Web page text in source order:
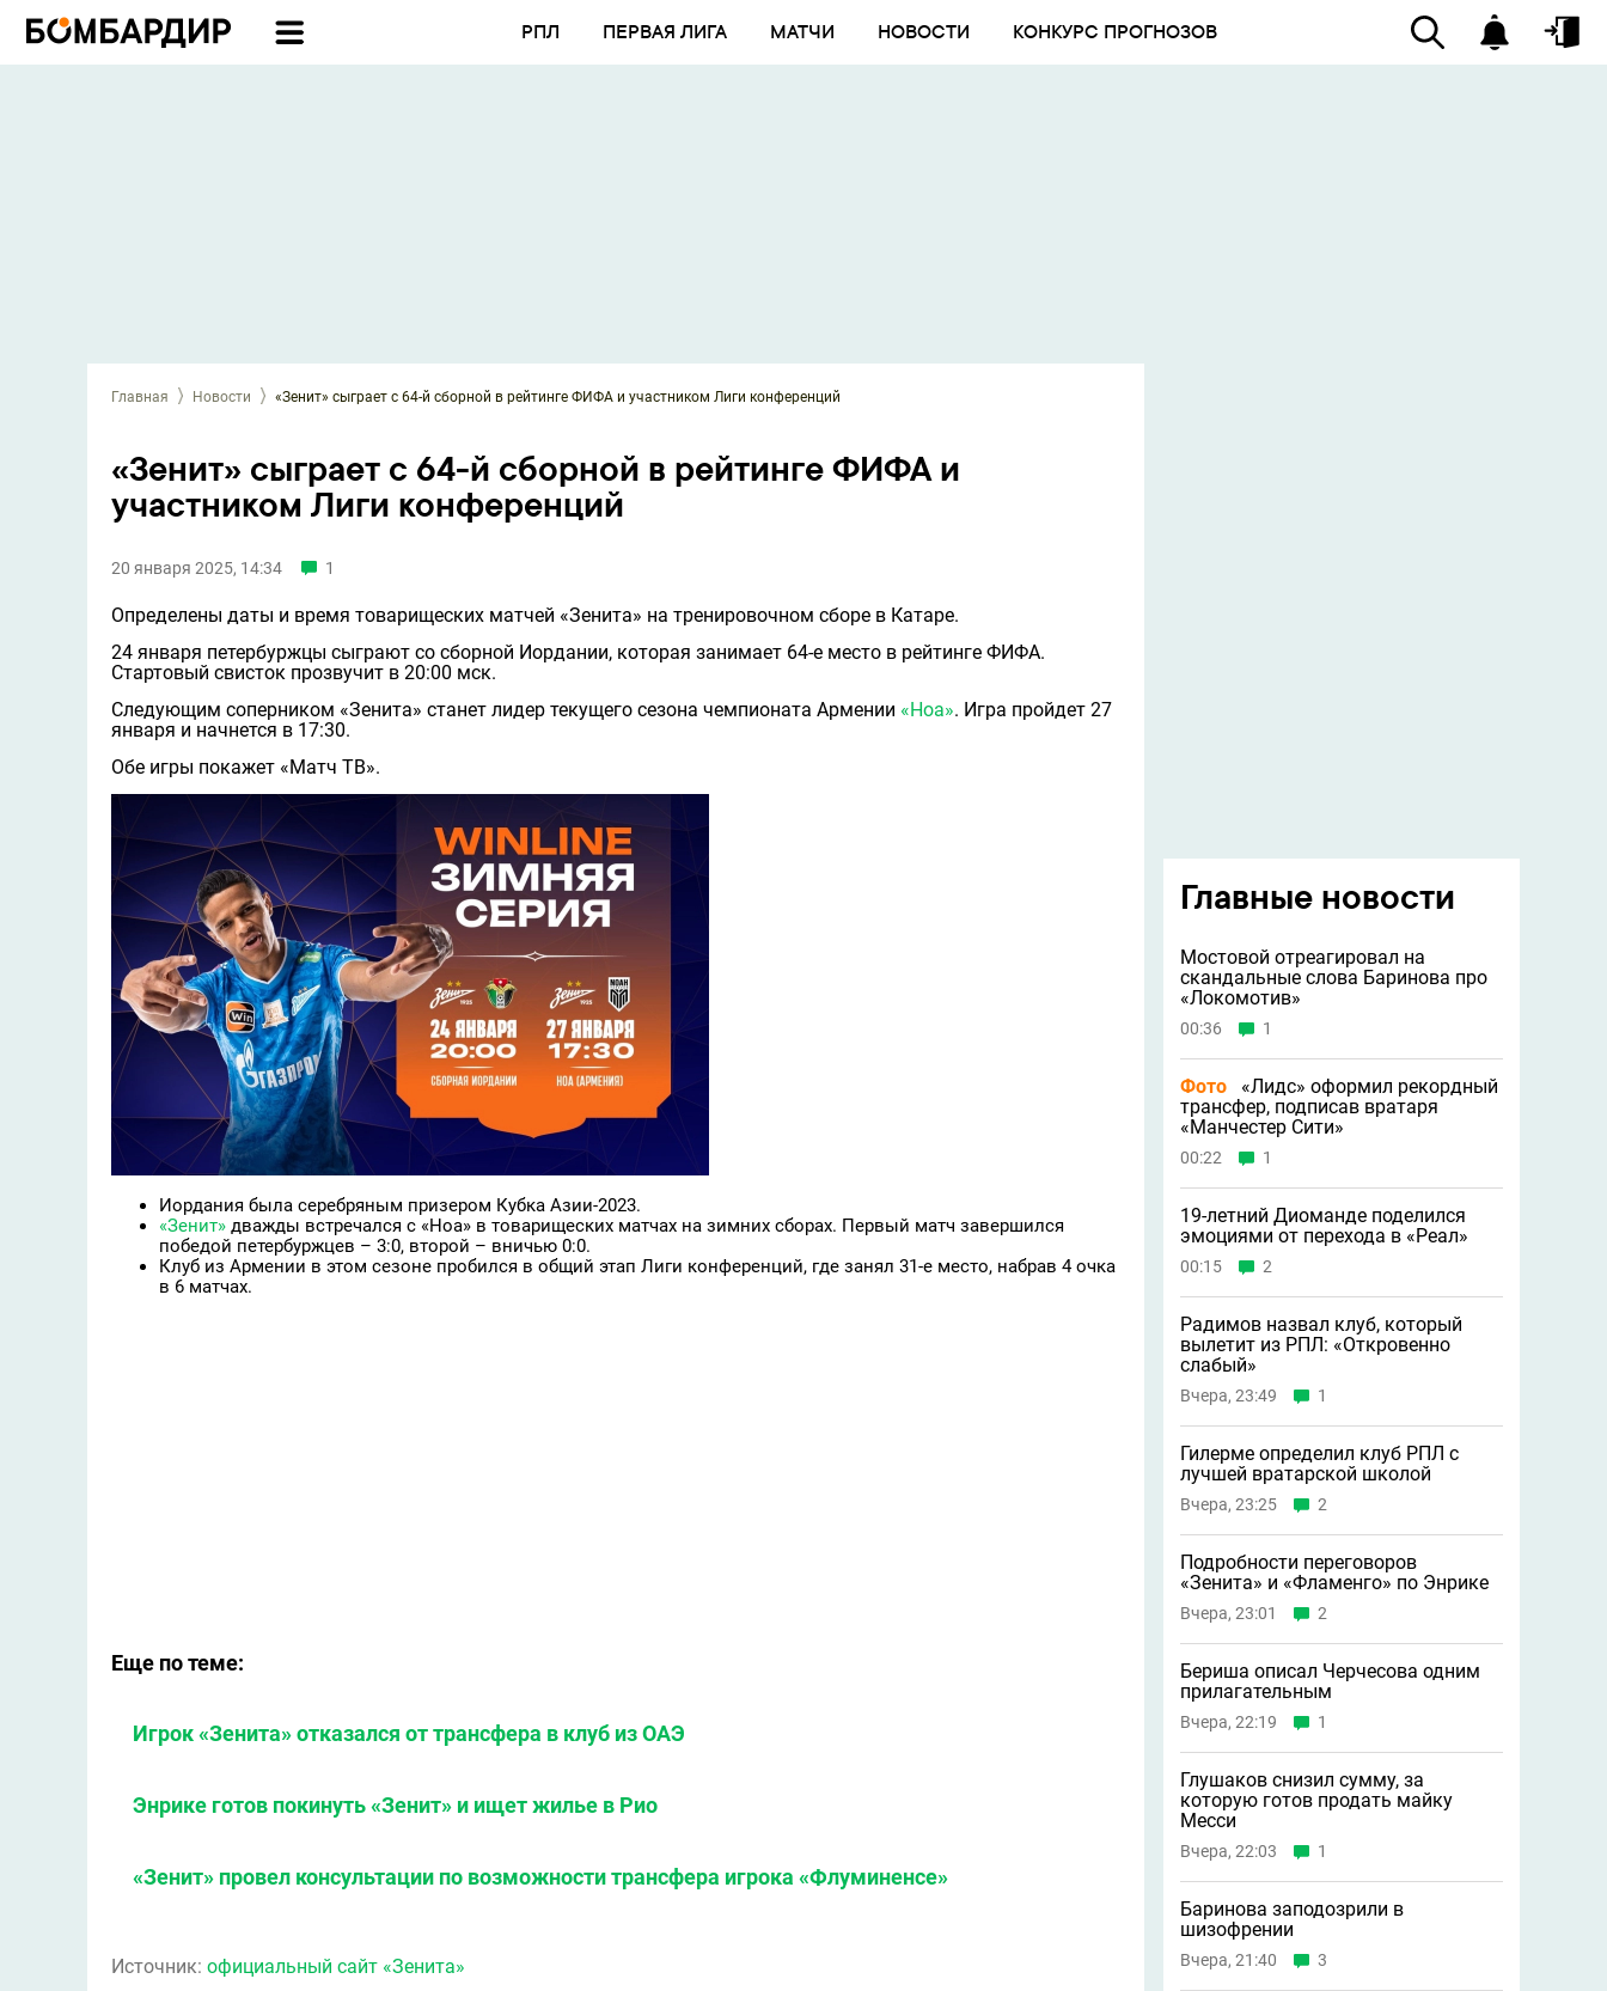
РПЛ ПЕРВАЯ ЛИГА МАТЧИ НОВОСТИ КОНКУРС ПРОГНОЗОВ
Главная Новости «Зенит» сыграет с 64-й сборной в рейтинге ФИФА и участником Лиги конференций
«Зенит» сыграет с 64-й сборной в рейтинге ФИФА и
участником Лиги конференций
20 января 2025, 14:34 1
Определены даты и время товарищеских матчей «Зенита» на тренировочном сборе в Катаре.
24 января петербуржцы сыграют со сборной Иордании, которая занимает 64-е место в рейтинге ФИФА.
Стартовый свисток прозвучит в 20:00 мск.
Следующим соперником «Зенита» станет лидер текущего сезона чемпионата Армении «Ноа». Игра пройдет 27
января и начнется в 17:30.
Обе игры покажет «Матч ТВ».
Иордания была серебряным призером Кубка Азии-2023.
«Зенит» дважды встречался с «Ноа» в товарищеских матчах на зимних сборах. Первый матч завершился
победой петербуржцев – 3:0, второй – вничью 0:0.
Клуб из Армении в этом сезоне пробился в общий этап Лиги конференций, где занял 31-е место, набрав 4 очка
в 6 матчах.
Еще по теме:
Игрок «Зенита» отказался от трансфера в клуб из ОАЭ
Энрике готов покинуть «Зенит» и ищет жилье в Рио
«Зенит» провел консультации по возможности трансфера игрока «Флуминенсе»
Источник: официальный сайт «Зенита»
Главные новости
Мостовой отреагировал на
скандальные слова Баринова про
«Локомотив»
00:36 1
Фото
«Лидс» оформил рекордный
трансфер, подписав вратаря
«Манчестер Сити»
00:22 1
19-летний Диоманде поделился
эмоциями от перехода в «Реал»
00:15 2
Радимов назвал клуб, который
вылетит из РПЛ: «Откровенно
слабый»
Вчера, 23:49 1
Гилерме определил клуб РПЛ с
лучшей вратарской школой
Вчера, 23:25 2
Подробности переговоров
«Зенита» и «Фламенго» по Энрике
Вчера, 23:01 2
Бериша описал Черчесова одним
прилагательным
Вчера, 22:19 1
Глушаков снизил сумму, за
которую готов продать майку
Месси
Вчера, 22:03 1
Баринова заподозрили в
шизофрении
Вчера, 21:40 3